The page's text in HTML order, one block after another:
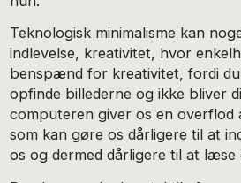
Teknologisk minimalisme kan
indlevelse, kreativitet, hvor
benspænd for kreativitet, fordi
opfinde billederne og ikke bliver
computeren giver os en
som kan gøre os dårligere til at
os og dermed dårligere til at læse